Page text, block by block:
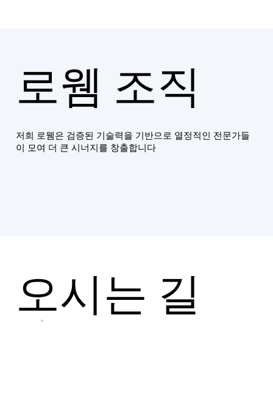
​로웸 조직
​저희 로웸은 검증된 기술력을 기반으로 열정적인 전문가들
이 모여 더 큰 시너지를 창출합니다
​오시는 길